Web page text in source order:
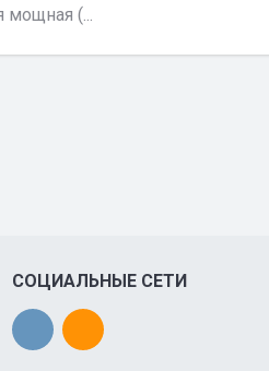
мощная (...
СОЦИАЛЬНЫЕ СЕТИ